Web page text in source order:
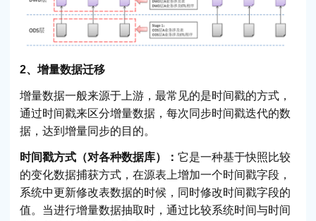
2、增量数据迁移
增量数据一般来源于上游，最常见的是时间戳的方式，
通过时间戳来区分增量数据，每次同步时间戳迭代的数
据，达到增量同步的目的。
时间戳方式（对各种数据库）： 它是一种基于快照比较
的变化数据捕获方式，在源表上增加一个时间戳字段，
系统中更新修改表数据的时候，同时修改时间戳字段的
值。当进行增量数据抽取时，通过比较系统时间与时间